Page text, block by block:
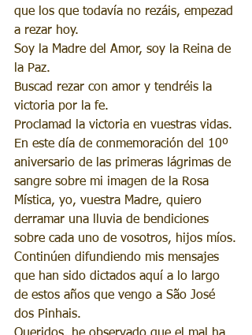
que los que todavía no rezáis, empezad
a rezar hoy.
Soy la Madre del Amor, soy la Reina de
la Paz.
Buscad rezar con amor y tendréis la
victoria por la fe.
Proclamad la victoria en vuestras vidas.
En este día de conmemoración del 10º
aniversario de las primeras lágrimas de
sangre sobre mi imagen de la Rosa
Mística, yo, vuestra Madre, quiero
derramar una lluvia de bendiciones
sobre cada uno de vosotros, hijos míos.
Continúen difundiendo mis mensajes
que han sido dictados aquí a lo largo
de estos años que vengo a São José
dos Pinhais.